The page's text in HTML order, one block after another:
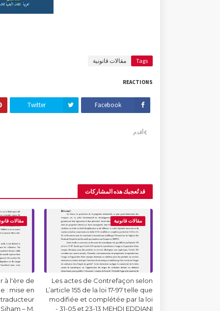
Tags مقالات قانونية
REACTIONS
Facebook
Twitter
أقدم
قد تُعجبك هذه المشاركات
مقالات قانونية
Les actes de Contrefaçon selon
L’article 155 de la loi 17-97 telle que
modifiée et complétée par la loi
31-05 et 23-13 MEHDI EDDIANI -
مقالات
à l'ère de
: mise en
– M.